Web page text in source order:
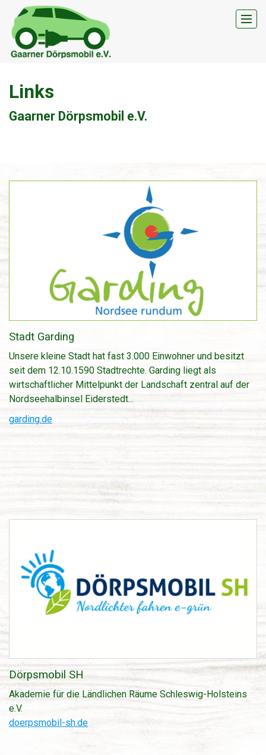
Moin
Auto
Werbepartner
Links
Gaarner Dörpsmobil e.V.
Stadt Garding
Unsere kleine Stadt hat fast 3.000 Einwohner und besitzt
seit dem 12.10.1590 Stadtrechte. Garding liegt als
wirtschaftlicher Mittelpunkt der Landschaft zentral auf der
Nordseehalbinsel Eiderstedt...
garding.de
Dörpsmobil SH
Akademie für die Ländlichen Räume Schleswig-Holsteins
e.V.
doerpsmobil-sh.de